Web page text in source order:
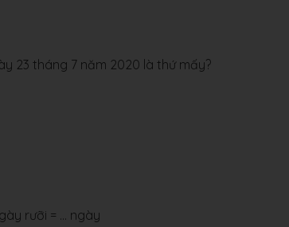
23 tháng 7 năm 2020 là thứ mấy?
rưỡi = … ngày